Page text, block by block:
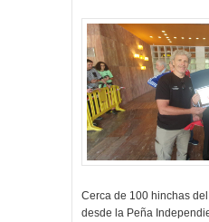
Cerca de 100 hinchas
desde la Peña